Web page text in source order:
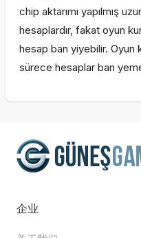
chip aktarımı yapılmış
hesaplardır, fakat oyun
hesap ban yiyebilir. Oyun
sürece hesaplar ban
企业